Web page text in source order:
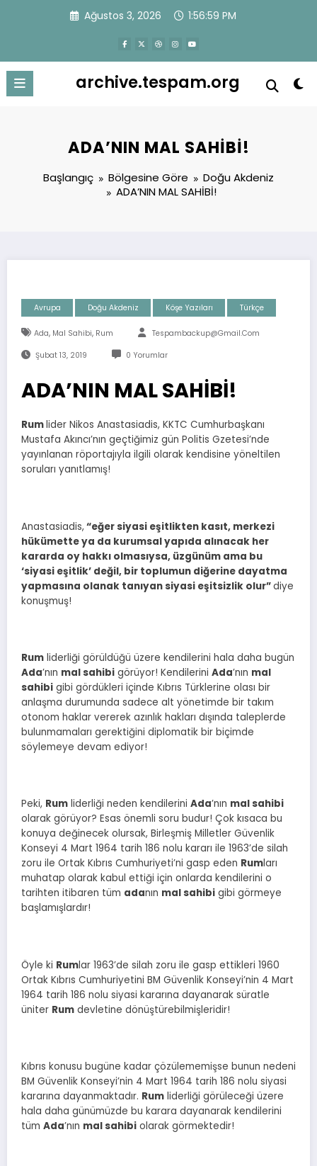
Ağustos 3, 2026 1:56:59 PM
archive.tespam.org
ADA’NIN MAL SAHİBİ!
Başlangıç Bölgesine Göre
Doğu Akdeniz
ADA’NIN MAL SAHİBİ!
Avrupa Doğu Akdeniz Köşe Yazıları Türkçe
Ada, Mal Sahibi, Rum Tespambackup@gmail.com
Şubat 13, 2019 0 Yorumlar
ADA’NIN MAL SAHİBİ!
Rumlider Nikos Anastasiadis, KKTC Cumhurbaşkanı
Mustafa Akıncı’nın geçtiğimiz gün Politis Gzetesi’nde
yayınlanan röportajıyla ilgili olarak kendisine yöneltilen
soruları yanıtlamış!
Anastasiadis,“eğer siyasi eşitlikten kasıt, merkezi
hükümette ya da kurumsal yapıda alınacak her
kararda oy hakkı olmasıysa, üzgünüm ama bu
‘siyasi eşitlik’ değil, bir toplumun diğerine dayatma
yapmasına olanak tanıyan siyasi eşitsizlik olur”diye
konuşmuş!
Rum liderliği görüldüğü üzere kendilerini hala daha bugün
Ada’nın mal sahibi görüyor! Kendilerini Ada’nın mal
sahibi gibi gördükleri içinde Kıbrıs Türklerine olası bir
anlaşma durumunda sadece alt yönetimde bir takım
otonom haklar vererek azınlık hakları dışında taleplerde
bulunmamaları gerektiğini diplomatik bir biçimde
söylemeye devam ediyor!
Peki, Rum liderliği neden kendilerini Ada’nın mal sahibi
olarak görüyor? Esas önemli soru budur! Çok kısaca bu
konuya değinecek olursak, Birleşmiş Milletler Güvenlik
Konseyi 4 Mart 1964 tarih 186 nolu kararı ile 1963’de silah
zoru ile Ortak Kıbrıs Cumhuriyeti’ni gasp eden Rumları
muhatap olarak kabul ettiği için onlarda kendilerini o
tarihten itibaren tüm adanın mal sahibi gibi görmeye
başlamışlardır!
Öyle ki Rumlar 1963’de silah zoru ile gasp ettikleri 1960
Ortak Kıbrıs Cumhuriyetini BM Güvenlik Konseyi’nin 4 Mart
1964 tarih 186 nolu siyasi kararına dayanarak süratle
üniter Rum devletine dönüştürebilmişleridir!
Kıbrıs konusu bugüne kadar çözülememişse bunun nedeni
BM Güvenlik Konseyi’nin 4 Mart 1964 tarih 186 nolu siyasi
kararına dayanmaktadır. Rum liderliği görüleceği üzere
hala daha günümüzde bu karara dayanarak kendilerini
tüm Ada’nın mal sahibi olarak görmektedir!